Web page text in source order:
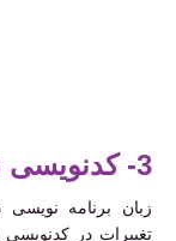
3- کدنویسی نوین با تکنولوژی روز